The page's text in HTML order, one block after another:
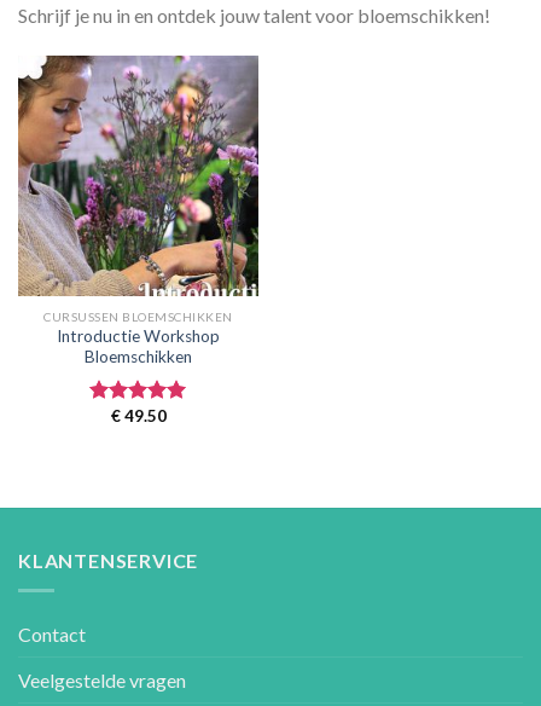
Schrijf je nu in en ontdek jouw talent voor bloemschikken!
CURSUSSEN BLOEMSCHIKKEN
Introductie Workshop
Bloemschikken
Gewaardeerd
€49.50
KLANTENSERVICE
Contact
Veelgestelde vragen